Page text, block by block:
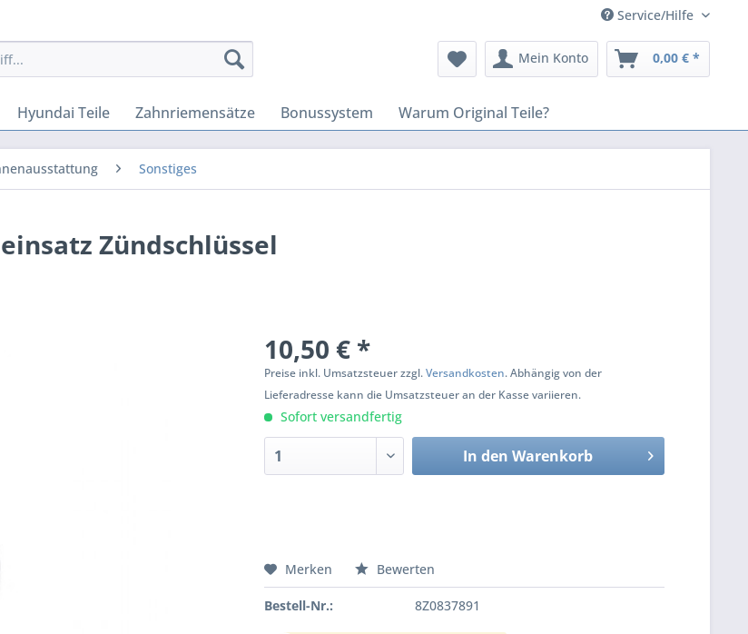
Service/Hilfe
Mein Konto 0,00 € *
Hyundai Teile Zahnriemensätze Bonussystem Warum Original Teile?
Sonstiges
Zündschlüssel
10,50 € *
Preise inkl. Umsatzsteuer zzgl.Versandkosten. Abhängig von der
Lieferadresse kann die Umsatzsteuer an der Kasse variieren.
Sofort versandfertig
In den Warenkorb
Merken Bewerten
Bestell-Nr.: 8Z0837891